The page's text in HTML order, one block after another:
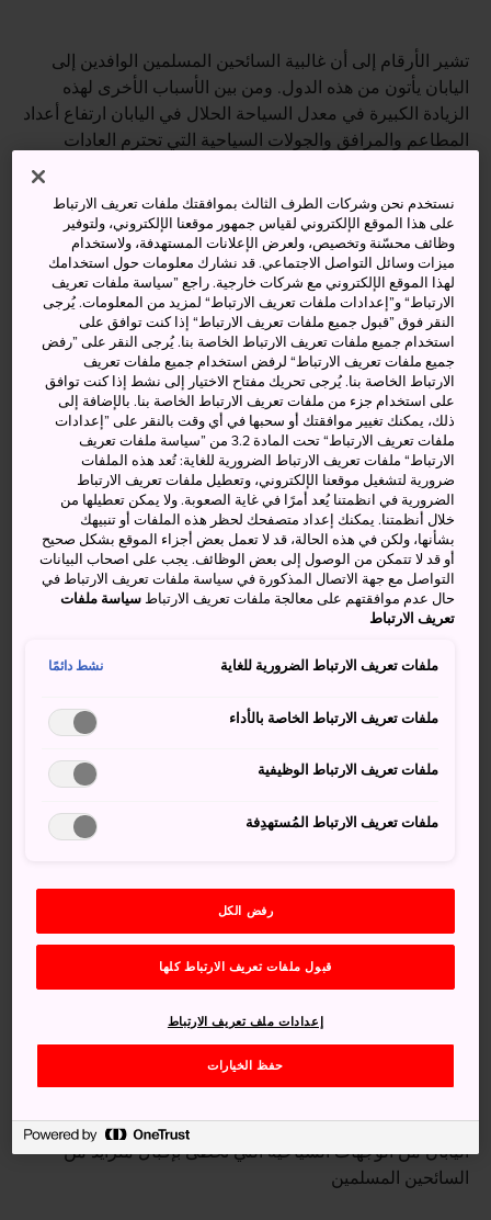
تشير الأرقام إلى أن غالبية السائحين المسلمين الوافدين إلى
اليابان يأتون من هذه الدول. ومن بين الأسباب الأخرى لهذه
الزيادة الكبيرة في معدل السياحة الحلال في اليابان ارتفاع أعداد
المطاعم والمرافق والجولات السياحية التي تحترم العادات
والأخلاقيات الإسلامية، فضلاً عن زيادة أعداد المساجد. كما تمتاز
اليابان بطبيعتها المتسامحة مع الأديان المختلفة، وتحرص
باستمرار على تلبية احتياجات الزائرين المسلمين واحترام
معتقداتهم. ومع ذلك، ينبغي للسائحين المسلمين الانتباه إلى أنه لا
توجد هيئة مركزية لاعتماد المرافق والأنشطة المتوافقة مع
الثقافة الإسلامية. لكن هناك الكثير من الموارد التي تزود
الزائرين بمعلومات عن الأماكن التي تحترم التقاليد الإسلامية،
ومن خلال بحث بسيط على شبكة الإنترنت يتسنى للراغبين في
زيارة البلاد معرفة الإرشادات الدقيقة. وتشمل هذه الموارد:
Japan Welcome Guide for Muslim Travelers(دليل الترحيب
بالسائحين المسلمين في اليابان) وJapan Guide for Muslim
Visitors (دليل الزائرين المسلمين في اليابان) وHalal Gourmet
Japanو Halal Media JapanوHalalJapan.jp
.
هل توجد فنادق تحترم العادات والتقاليد
الإسلامية في اليابان؟
تتزايد أعداد الفنادق التي توفر مرافق وخدمات تتلاءم مع ثقافة
للصلاة ومساحات تتجه نحو قبلة المسلمين بمكة في غرف
على علم بأماكن المطاعم الحلال والمساجد في منطقتهم.
المدن الكبرى.
اليابان من الوجهات السياحية التي تحظى بإقبال متزايد من
السائحين المسلمين
نستخدم نحن وشركات الطرف الثالث بموافقتك ملفات تعريف الارتباط
على هذا الموقع الإلكتروني لقياس جمهور موقعنا الإلكتروني، ولتوفير
وظائف محسّنة وتخصيص، ولعرض الإعلانات المستهدفة، ولاستخدام
ميزات وسائل التواصل الاجتماعي. قد نشارك معلومات حول استخدامك
لهذا الموقع الإلكتروني مع شركات خارجية. راجع ”سياسة ملفات تعريف
الارتباط“ و”إعدادات ملفات تعريف الارتباط“ لمزيد من المعلومات. يُرجى
النقر فوق ”قبول جميع ملفات تعريف الارتباط“ إذا كنت توافق على
استخدام جميع ملفات تعريف الارتباط الخاصة بنا. يُرجى النقر على ”رفض
جميع ملفات تعريف الارتباط“ لرفض استخدام جميع ملفات تعريف
الارتباط الخاصة بنا. يُرجى تحريك مفتاح الاختيار إلى نشط إذا كنت توافق
على استخدام جزء من ملفات تعريف الارتباط الخاصة بنا. بالإضافة إلى
ذلك، يمكنك تغيير موافقتك أو سحبها في أي وقت بالنقر على ”إعدادات
ملفات تعريف الارتباط“ تحت المادة 3.2 من ”سياسة ملفات تعريف
الارتباط“ ملفات تعريف الارتباط الضرورية للغاية: تُعد هذه الملفات
ضرورية لتشغيل موقعنا الإلكتروني، وتعطيل ملفات تعريف الارتباط
الضرورية في انظمتنا يُعد أمرًا في غاية الصعوبة. ولا يمكن تعطيلها من
خلال أنظمتنا. يمكنك إعداد متصفحك لحظر هذه الملفات أو تنبيهك
بشأنها، ولكن في هذه الحالة، قد لا تعمل بعض أجزاء الموقع بشكل صحيح
أو قد لا تتمكن من الوصول إلى بعض الوظائف. يجب على اصحاب البيانات
التواصل مع جهة الاتصال المذكورة في سياسة ملفات تعريف الارتباط في
حال عدم موافقتهم على معالجة ملفات تعريف الارتباطسياسة ملفات
تعريف الارتباط
ملفات تعريف الارتباط الضرورية للغاية نشط دائمًا
ملفات تعريف الارتباط الخاصة بالأداء
ملفات تعريف الارتباط الوظيفية
ملفات تعريف الارتباط المُستهدِفة
رفض الكل
قبول ملفات تعريف الارتباط كلها
حفظ الخيارات
إعدادات ملف تعريف الارتباط